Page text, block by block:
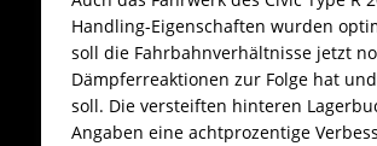
Handling-Eigenschaften wurden
soll die Fahrbahnverhältnisse jetzt
Dämpferreaktionen zur Folge hat
soll. Die versteiften hinteren
Angaben eine achtprozentige